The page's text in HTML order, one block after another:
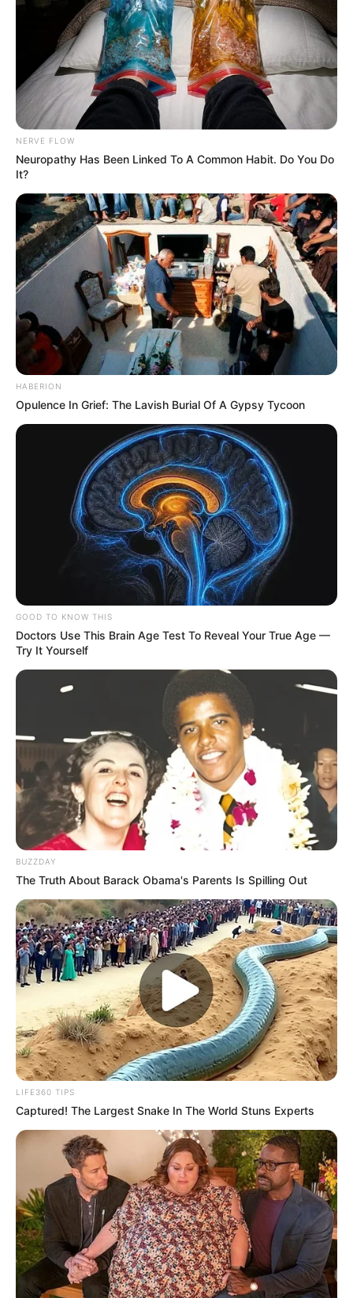
NERVE FLOW
Neuropathy Has Been Linked To A Common Habit. Do You Do
It?
HABERION
Opulence In Grief: The Lavish Burial Of A Gypsy Tycoon
GOOD TO KNOW THIS
Doctors Use This Brain Age Test To Reveal Your True Age —
Try It Yourself
BUZZDAY
The Truth About Barack Obama's Parents Is Spilling Out
LIFE360 TIPS
Captured! The Largest Snake In The World Stuns Experts